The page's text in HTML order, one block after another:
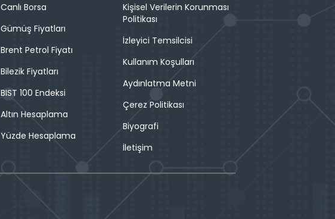
Canlı Borsa
Gümüş Fiyatları
Brent Petrol Fiyatı
Bilezik Fiyatları
BIST 100 Endeksi
Altın Hesaplama
Yüzde Hesaplama
Kişisel Verilerin Korunması
Politikası
İzleyici Temsilcisi
Kullanım Koşulları
Aydınlatma Metni
Çerez Politikası
Biyografi
İletişim